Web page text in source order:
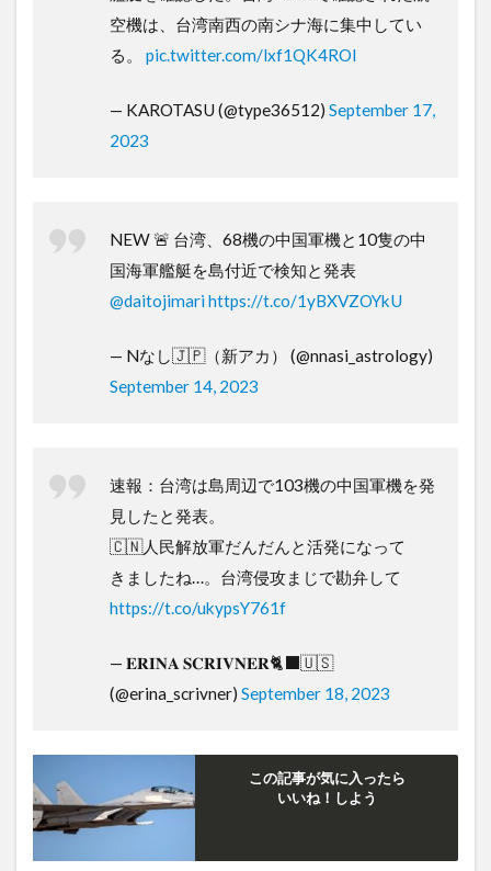
空機は、台湾南西の南シナ海に集中してい
る。 pic.twitter.com/lxf1QK4ROl
— KAROTASU (@type36512) September 17,
2023
NEW 🚨 台湾、68機の中国軍機と10隻の中
国海軍艦艇を島付近で検知と発表
@daitojimarihttps://t.co/1yBXVZOYkU
— Nなし🇯🇵（新アカ） (@nnasi_astrology)
September 14, 2023
速報：台湾は島周辺で103機の中国軍機を発
見したと発表。
🇨🇳人民解放軍だんだんと活発になって
きましたね…。台湾侵攻まじで勘弁して
https://t.co/ukypsY761f
— 𝐄𝐑𝐈𝐍𝐀 𝐒𝐂𝐑𝐈𝐕𝐍𝐄𝐑🐈‍⬛🇺🇸
(@erina_scrivner) September 18, 2023
この記事が気に入ったら
いいね！しよう